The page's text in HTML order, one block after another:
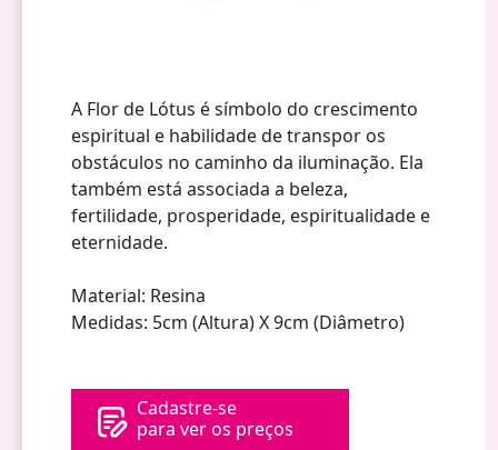
A Flor de Lótus é símbolo do crescimento
espiritual e habilidade de transpor os
obstáculos no caminho da iluminação. Ela
também está associada a beleza,
fertilidade, prosperidade, espiritualidade e
eternidade.
Material: Resina
Medidas: 5cm (Altura) X 9cm (Diâmetro)
Cadastre-se
para ver os preços